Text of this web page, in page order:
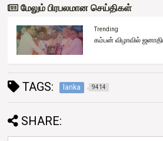
மேலும் பிரபலமான செய்திகள்
Trending
கம்பன் விழாவில்
TAGS: lanka 9414
SHARE: